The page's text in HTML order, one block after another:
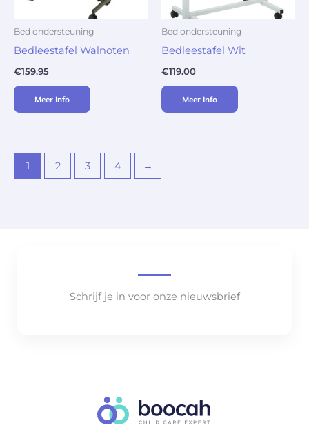
Bed ondersteuning
Bedleestafel Walnoten
€159.95
Meer Info
Bed ondersteuning
Bedleestafel Wit
€119.00
Meer Info
1 2 3 4 →
Schrijf je in voor onze nieuwsbrief